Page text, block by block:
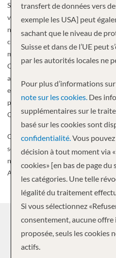
Si vous envisagez de partir en
vous envisagiez une croisière
notre fondation en 1972, Carnival
croisière la plus populaire au
millions d’invités chaque année.
Carnival Panorama®, qui a fait ses
année, recherchez définitivement
et le nouveau Mardi Gras™ qui
peu plus éloigné, nous nous
Celebration™, qui arrivera en 2022 !
Carnival Cruise Line est fière de
sociétés appartenant à Carnival
notamment les compagnies sœurs
America Line et Cunard Line.
CARNIVAL
FLOTTE
transfert de données vers
exemple les USA] peut
sachant que le niveau de
Suisse et dans de l’UE peut
par les autorités locales ne
Pour plus d’informations
note sur les cookies. Des
supplémentaires sur le
basé sur les cookies sont
confidentialité.Vous
décision à tout moment via
cookies» [en bas de page
les catégories. Une telle
légalité du traitement
Si vous sélectionnez
consentement, aucune
proposée, seuls les cookies
actifs.